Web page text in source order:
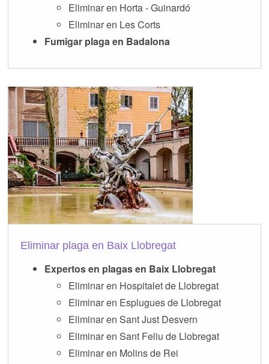
Eliminar en Horta - Guinardó
Eliminar en Les Corts
Fumigar plaga en Badalona
Eliminar plaga en Baix Llobregat
Expertos en plagas en Baix Llobregat
Eliminar en Hospitalet de Llobregat
Eliminar en Esplugues de Llobregat
Eliminar en Sant Just Desvern
Eliminar en Sant Feliu de Llobregat
Eliminar en Molins de Rei